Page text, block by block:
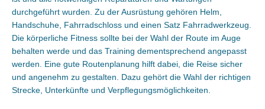
durchgeführt wurden. Zu der Ausrüstung gehören Helm,
Handschuhe, Fahrradschloss und einen Satz Fahrradwerkzeug.
Die körperliche Fitness sollte bei der Wahl der Route im Auge
behalten werde und das Training dementsprechend angepasst
werden. Eine gute Routenplanung hilft dabei, die Reise sicher
und angenehm zu gestalten. Dazu gehört die Wahl der richtigen
Strecke, Unterkünfte und Verpflegungsmöglichkeiten.